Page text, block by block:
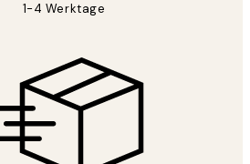
1-4 Werktage